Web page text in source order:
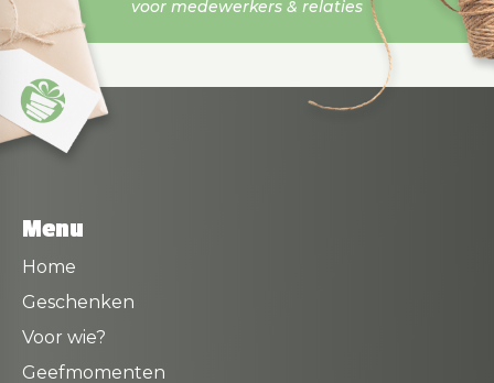
voor medewerkers & relaties
Menu
Home
Geschenken
Voor wie?
Geefmomenten